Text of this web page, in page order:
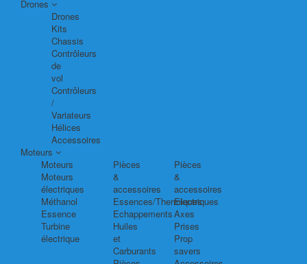
Drones
Drones
Kits
Chassis
Contrôleurs
de
vol
Contrôleurs
/
Variateurs
Hélices
Accessoires
Moteurs
Moteurs
Moteurs
électriques
Méthanol
Essence
Turbine
électrique
Pièces
&
accessoires
Essences/Thermiques
Echappements
Huiles
et
Carburants
Pièces
&
accessoires
Electriques
Axes
Prises
Prop
savers